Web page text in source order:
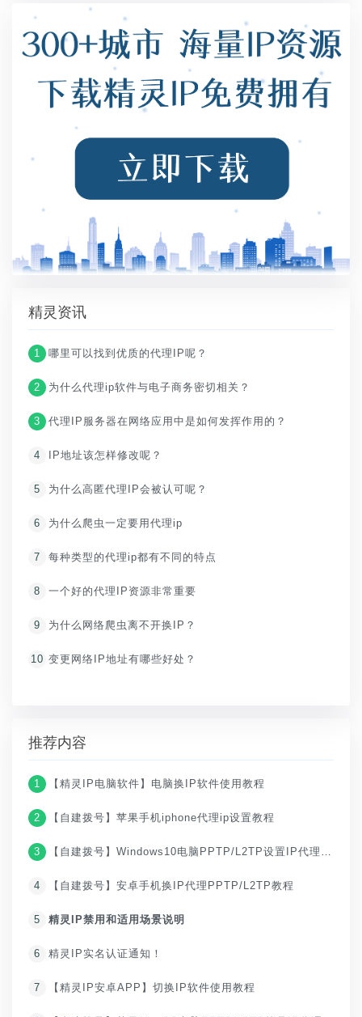
精灵资讯
1 哪里可以找到优质的代理IP呢？
2 为什么代理ip软件与电子商务密切相关？
3 代理IP服务器在网络应用中是如何发挥作用的？
4 IP地址该怎样修改呢？
5 为什么高匿代理IP会被认可呢？
6 为什么爬虫一定要用代理ip
7 每种类型的代理ip都有不同的特点
8 一个好的代理IP资源非常重要
9 为什么网络爬虫离不开换IP？
10 变更网络IP地址有哪些好处？
推荐内容
1 【精灵IP电脑软件】电脑换IP软件使用教程
2 【自建拨号】苹果手机iphone代理ip设置教程
3 【自建拨号】Windows10电脑PPTP/L2TP设置IP代理教程
4 【自建拨号】安卓手机换IP代理PPTP/L2TP教程
5 精灵IP禁用和适用场景说明
6 精灵IP实名认证通知！
7 【精灵IP安卓APP】切换IP软件使用教程